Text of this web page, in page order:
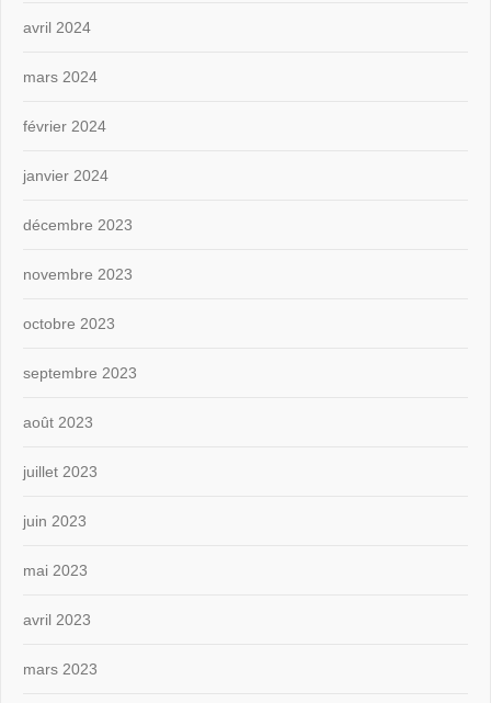
avril 2024
mars 2024
février 2024
janvier 2024
décembre 2023
novembre 2023
octobre 2023
septembre 2023
août 2023
juillet 2023
juin 2023
mai 2023
avril 2023
mars 2023